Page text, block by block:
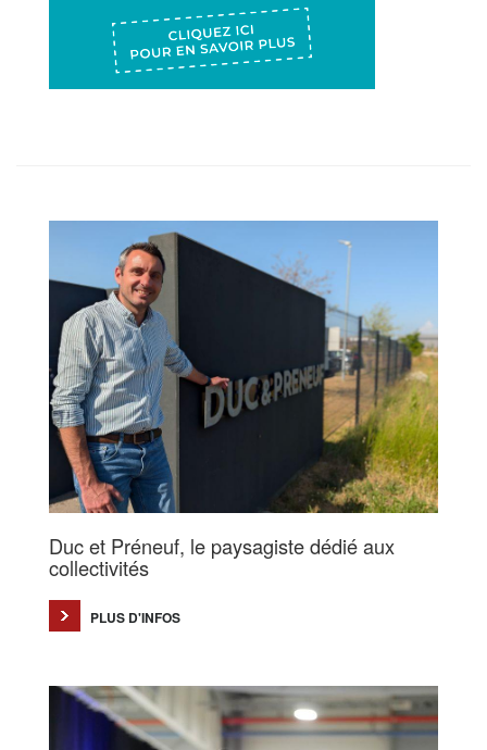
Duc et Préneuf, le paysagiste dédié aux
collectivités
PLUS D'INFOS